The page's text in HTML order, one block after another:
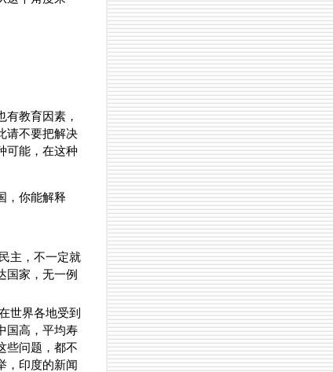
教育因素，
请不要把解决
可能，在这种
，你能解释
主，不一定就
国家，无一例
世界各地受到
国高，平均寿
些问题，都不
，印度的新闻